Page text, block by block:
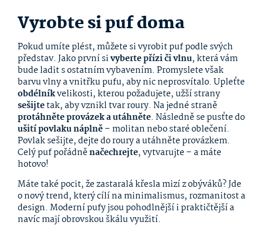
Vyrobte si puf doma
Pokud umíte plést, můžete si vyrobit puf podle svých
představ. Jako první sivyberte přízi či vlnu, která vám
bude ladit s ostatním vybavením. Promyslete však
barvu vlny a vnitřku pufu, aby nic neprosvítalo. Upleťte
obdélníkvelikosti, kterou požadujete, užší strany
sešijtetak, aby vznikl tvar roury. Na jedné straně
protáhněte provázek a utáhněte. Následně se pusťte do
ušití povlaku náplně– molitan nebo staré oblečení.
Povlak sešijte, dejte do roury a utáhněte provázkem.
Celý puf pořádněnačechrejte, vytvarujte – a máte
hotovo!
Máte také pocit, že zastaralá křesla mizí z obýváků? Jde
o nový trend, který cílí na minimalismus, rozmanitost a
design. Moderní pufy jsou pohodlnější i praktičtější a
navíc mají obrovskou škálu využití.